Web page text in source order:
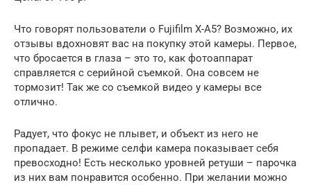
Что говорят пользователи о Fujifilm X-A5? Возможно, их
отзывы вдохновят вас на покупку этой камеры. Первое,
что бросается в глаза – это то, как фотоаппарат
справляется с серийной съемкой. Она совсем не
тормозит! Так же со съемкой видео у камеры все
отлично.
Радует, что фокус не плывет, и объект из него не
пропадает. В режиме селфи камера показывает себя
превосходно! Есть несколько уровней ретуши – парочка
из них вам понравится особенно. При желании можно